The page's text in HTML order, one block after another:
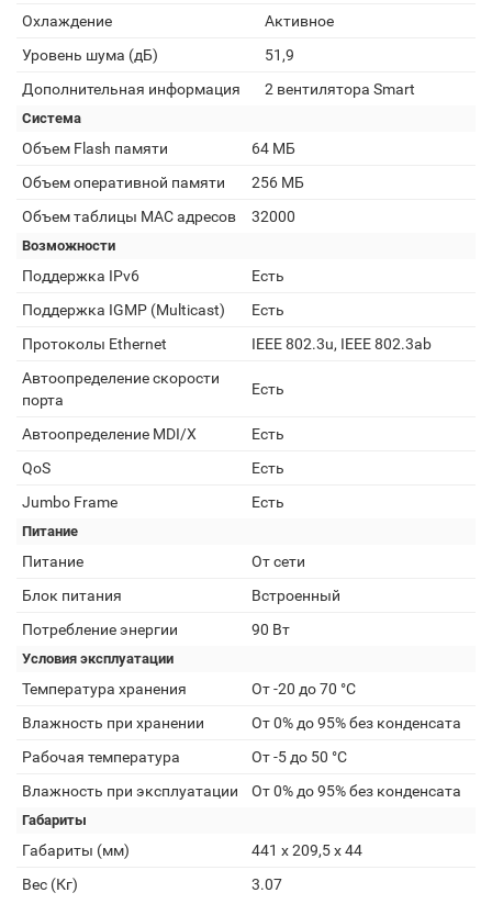
Охлаждение
Активное
Уровень шума (дБ)
51,9
Дополнительная информация
2 вентилятора Smart
Система
Объем Flash памяти
64 МБ
Объем оперативной памяти
256 МБ
Объем таблицы MAC адресов
32000
Возможности
Поддержка IPv6
Есть
Поддержка IGMP (Multicast)
Есть
Протоколы Ethernet
IEEE 802.3u, IEEE 802.3ab
Автоопределение скорости
порта
Есть
Автоопределение MDI/X
Есть
QoS
Есть
Jumbo Frame
Есть
Питание
Питание
От сети
Блок питания
Встроенный
Потребление энергии
90 Вт
Условия эксплуатации
Температура хранения
От -20 до 70 °C
Влажность при хранении
От 0% до 95% без конденсата
Рабочая температура
От -5 до 50 °C
Влажность при эксплуатации
От 0% до 95% без конденсата
Габариты
Габариты (мм)
441 x 209,5 x 44
Вес (Кг)
3.07